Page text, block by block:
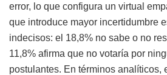
error, lo que configura un virtual
que introduce mayor incertidumbre
indecisos: el 18,8% no sabe o no
11,8% afirma que no votaría por
postulantes. En términos analíticos,